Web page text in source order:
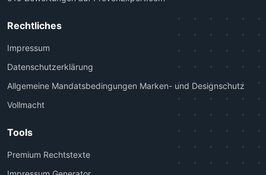
Rechtliches
Impressum
Datenschutzerklärung
Allgemeine Mandatsbedingungen Marken- und Designschutz
Vollmacht
Tools
Premium Rechtstexte